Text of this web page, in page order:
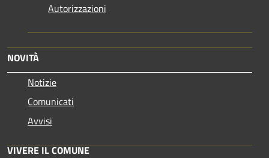
Autorizzazioni
NOVITÀ
Notizie
Comunicati
Avvisi
VIVERE IL COMUNE